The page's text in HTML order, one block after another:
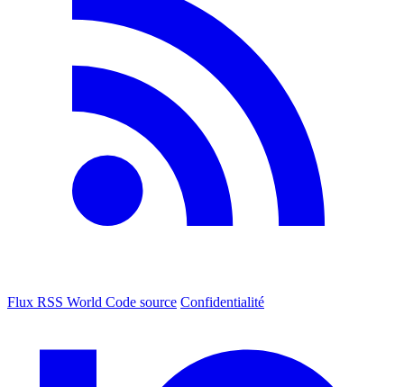
Flux RSS World Code source Confidentialité